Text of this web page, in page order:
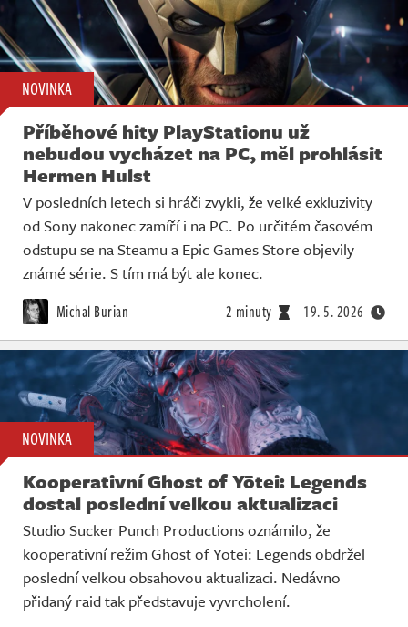
NOVINKA
Příběhové hity PlayStationu už
nebudou vycházet na PC, měl prohlásit
Hermen Hulst
V posledních letech si hráči zvykli, že velké exkluzivity
od Sony nakonec zamíří i na PC. Po určitém časovém
odstupu se na Steamu a Epic Games Store objevily
známé série. S tím má být ale konec.
Michal Burian 2 minuty 19. 5. 2026
NOVINKA
Kooperativní Ghost of Yōtei: Legends
dostal poslední velkou aktualizaci
Studio Sucker Punch Productions oznámilo, že
kooperativní režim Ghost of Yotei: Legends obdržel
poslední velkou obsahovou aktualizaci. Nedávno
přidaný raid tak představuje vyvrcholení.